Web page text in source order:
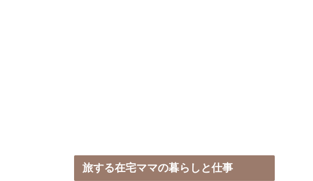
旅する在宅ママの暮らしと仕事